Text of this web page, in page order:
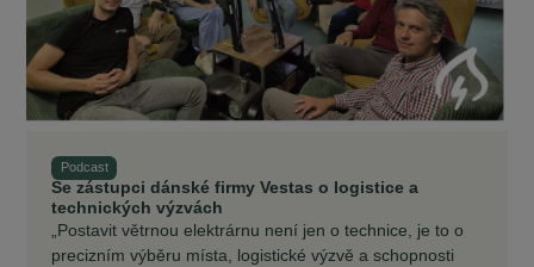
Podcast
Se zástupci dánské firmy Vestas o logistice a
technických výzvách
„Postavit větrnou elektrárnu není jen o technice, je to o
precizním výběru místa, logistické výzvě a schopnosti